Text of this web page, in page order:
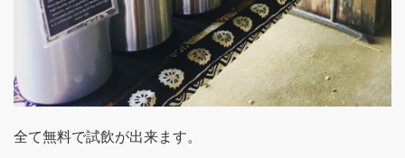
全て無料で試飲が出来ます。